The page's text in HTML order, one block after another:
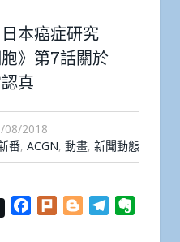
本癌症研究
》第7話關於
真
08/2018
番, ACGN, 動畫, 新聞動態
Facebook
Plurk BloggerTelegram